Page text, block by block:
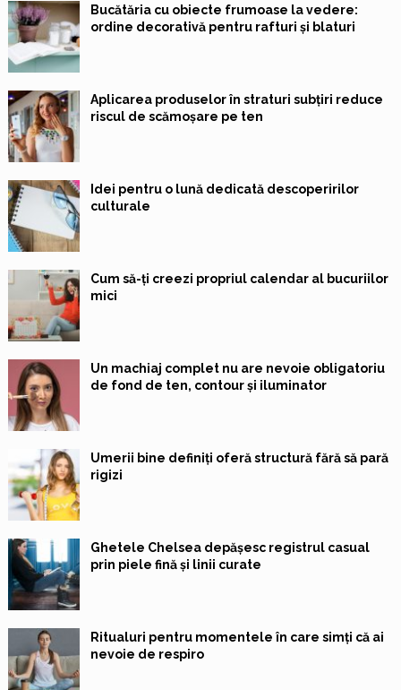
Bucătăria cu obiecte frumoase la vedere:
ordine decorativă pentru rafturi și blaturi
Aplicarea produselor în straturi subțiri reduce
riscul de scămoșare pe ten
Idei pentru o lună dedicată descoperirilor
culturale
Cum să-ți creezi propriul calendar al bucuriilor
mici
Un machiaj complet nu are nevoie obligatoriu
de fond de ten, contour și iluminator
Umerii bine definiți oferă structură fără să pară
rigizi
Ghetele Chelsea depășesc registrul casual
prin piele fină și linii curate
Ritualuri pentru momentele în care simți că ai
nevoie de respiro